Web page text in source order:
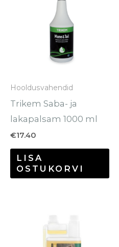
Hooldusvahendid
Trikem Saba- ja
lakapalsam 1000 ml
€17.40
LISA
OSTUKORVI